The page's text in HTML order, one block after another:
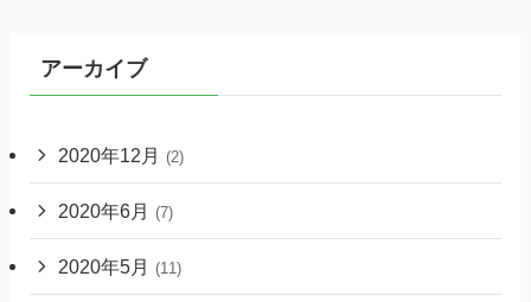
アーカイブ
2020年12月 (2)
2020年6月 (7)
2020年5月 (11)